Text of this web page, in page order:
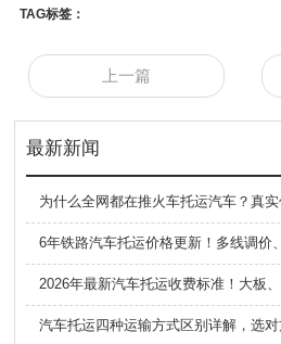
TAG标签：
上一篇
最新新闻
为什么全网都在推火车托运汽车？真
2026年最新汽车托运收费标准！大板
汽车托运四种运输方式区别详解，选